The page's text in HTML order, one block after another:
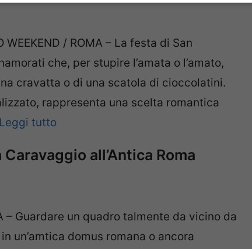
WEEKEND / ROMA – La festa di San
che, per stupire l’amata o l’amato,
cravatta o di una scatola di cioccolatini.
rappresenta una scelta romantica
Leggi tutto
all’Antica Roma
– Guardare un quadro talmente da vicino da
un’amtica domus romana o ancora